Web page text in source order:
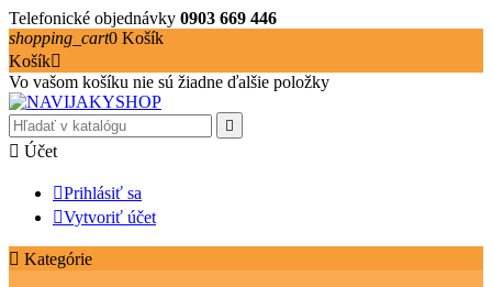
Telefonické objednávky 0903 669 446
shopping_cart0 Košík
Košík
Vo vašom košíku nie sú žiadne ďalšie položky

 Účet
Prihlásiť sa
Vytvoriť účet
 Kategórie